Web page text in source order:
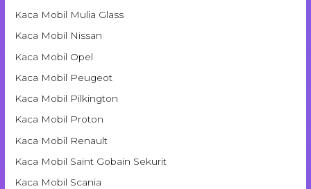
Kaca Mobil Mulia Glass
Kaca Mobil Nissan
Kaca Mobil Opel
Kaca Mobil Peugeot
Kaca Mobil Pilkington
Kaca Mobil Proton
Kaca Mobil Renault
Kaca Mobil Saint Gobain Sekurit
Kaca Mobil Scania